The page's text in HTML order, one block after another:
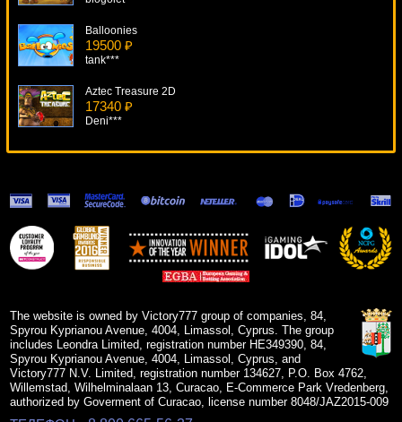
Balloonies
19500 ₽
tank***
Aztec Treasure 2D
17340 ₽
Deni***
Masques Of San Marco
10402 ₽
mgarkunov***
Desert Treasure II
The website is owned by Victory777 group of companies, 84,
Spyrou Kyprianou Avenue, 4004, Limassol, Cyprus. The group
includes Leondra Limited, registration number HE349390, 84,
Spyrou Kyprianou Avenue, 4004, Limassol, Cyprus, and
Victory777 N.V. Limited, registration number 134627, P.O. Box 4762,
Willemstad, Wilhelminalaan 13, Curacao, E-Commerce Park Vredenberg,
authorized by Goverment of Curacao, license number 8048/JAZ2015-009